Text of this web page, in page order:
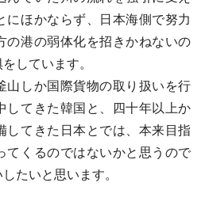
にほかならず、日本海側で努力
の港の弱体化を招きかねないの
しています。
しか国際貨物の取り扱いを行
してきた韓国と、四十年以上か
してきた日本とでは、本来目指
てくるのではないかと思うので
たいと思います。